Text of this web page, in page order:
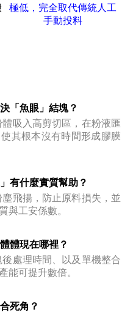
極低，完全取代傳統人工
手動投料
「魚眼」結塊？
吸入高剪切區，在粉液匯
其根本沒有時間形成膠膜
有什麼實質幫助？
飛揚，防止原料損失，並
與工安係數。
體現在哪裡？
處理時間、以及單機整合
能可提升數倍。
死角？